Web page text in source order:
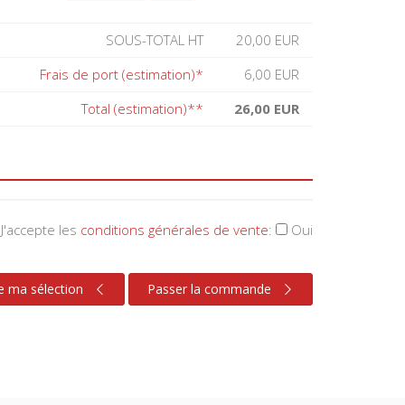
SOUS-TOTAL HT
20,00 EUR
Frais de port (estimation)*
6,00 EUR
Total (estimation)**
26,00 EUR
J'accepte les conditions générales de vente: Oui
ma sélection Passer la commande